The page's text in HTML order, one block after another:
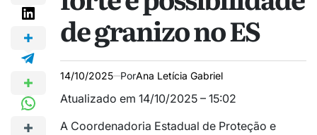
de granizo no ES
14/10/2025 PorAna Letícia Gabriel
Atualizado em 14/10/2025 – 15:02
A Coordenadoria Estadual de Proteção e